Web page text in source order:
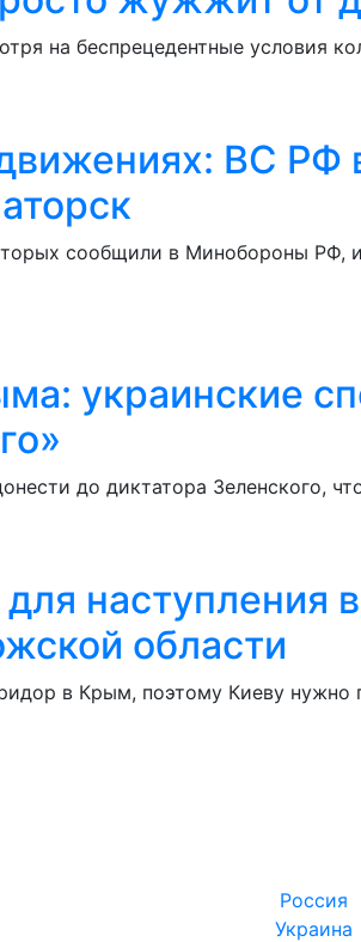
на беспрецедентные условия
ВС РФ
сообщили в Минобороны РФ,
украинские
до диктатора Зеленского,
наступления
области
в Крым, поэтому Киеву
Россия
Украина